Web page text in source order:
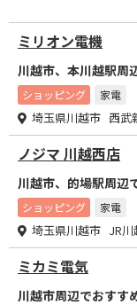
ミリオン電機
川越市、本川越駅周
ショッピング 家電
埼玉県川越市 西武
ノジマ 川越西店
川越市、的場駅周辺
ショッピング 家電
埼玉県川越市 JR川
ミカミ電気
川越市周辺でおすす